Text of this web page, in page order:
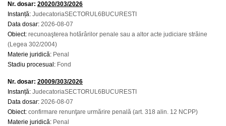
Nr. dosar: 20020/303/2026
Instanță: JudecatoriaSECTORUL6BUCURESTI
Data dosar: 2026-08-07
Obiect: recunoaşterea hotărârilor penale sau a altor acte judiciare străine
(Legea 302/2004)
Materie juridică: Penal
Stadiu procesual: Fond
Nr. dosar: 20009/303/2026
Instanță: JudecatoriaSECTORUL6BUCURESTI
Data dosar: 2026-08-07
Obiect: confirmare renunţare urmărire penală (art. 318 alin. 12 NCPP)
Materie juridică: Penal